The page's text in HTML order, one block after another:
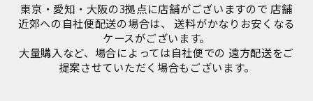
東京・愛知・大阪の3拠点に店舗がございますので 店舗
近郊への自社便配送の場合は、
送料がかなりお安くなる
ケースがございます。
大量購入など、場合によっては自社便での 遠方配送をご
提案させていただく場合もございます。